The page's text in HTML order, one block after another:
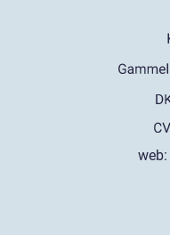
web: